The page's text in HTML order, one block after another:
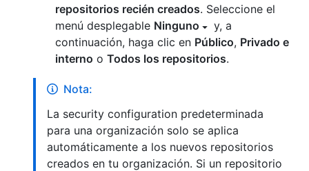
repositorios recién creados. Seleccione el
menú desplegable Ninguno
y, a
continuación, haga clic en Público, Privado e
interno o Todos los repositorios.
Nota:
La security configuration predeterminada
para una organización solo se aplica
automáticamente a los nuevos repositorios
creados en tu organización. Si un repositorio